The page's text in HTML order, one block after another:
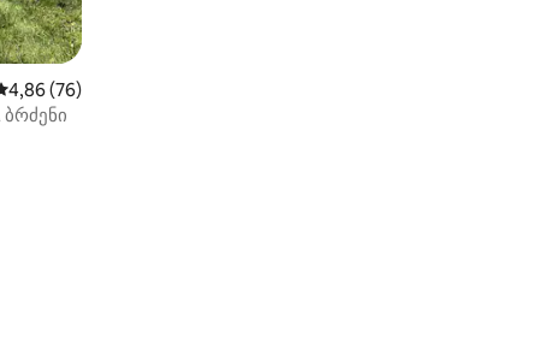
შეფასებაა 5‑დან 4,86, 76 მიმოხილვა
4,86 (76)